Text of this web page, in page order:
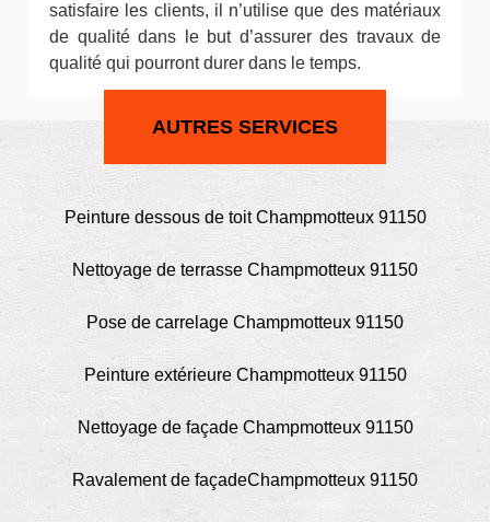
satisfaire les clients, il n’utilise que des matériaux
de qualité dans le but d’assurer des travaux de
qualité qui pourront durer dans le temps.
AUTRES SERVICES
Peinture dessous de toit Champmotteux 91150
Nettoyage de terrasse Champmotteux 91150
Pose de carrelage Champmotteux 91150
Peinture extérieure Champmotteux 91150
Nettoyage de façade Champmotteux 91150
Ravalement de façadeChampmotteux 91150